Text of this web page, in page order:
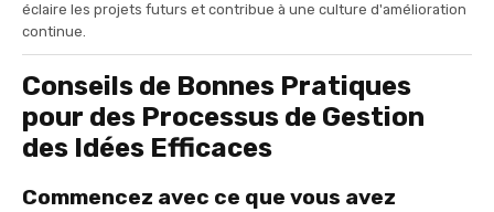
éclaire les projets futurs et contribue à une culture d'amélioration
continue.
Conseils de Bonnes Pratiques
pour des Processus de Gestion
des Idées Efficaces
Commencez avec ce que vous avez